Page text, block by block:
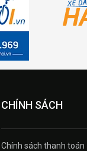
CHÍNH SÁCH
Chính sách thanh toán